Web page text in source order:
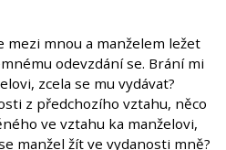
mezi mnou a manželem ležet
odevzdání se. Brání mi
zcela se mu vydávat?
z předchozího vztahu, něco
ve vztahu ka manželovi,
manžel žít ve vydanosti mně?